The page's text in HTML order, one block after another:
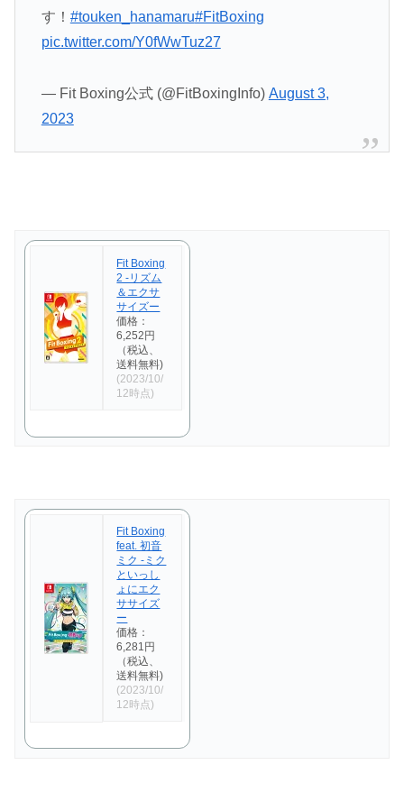
す！ #touken_hanamaru#FitBoxing
pic.twitter.com/Y0fWwTuz27
— Fit Boxing公式 (@FitBoxingInfo) August 3,
2023
Fit Boxing
2 -リズム
＆エクサ
サイズー
価格：
6,252円
（税込、
送料無料)
(2023/10/
12時点)
Fit Boxing
feat. 初音
ミク -ミク
といっし
ょにエク
ササイズ
ー
価格：
6,281円
（税込、
送料無料)
(2023/10/
12時点)